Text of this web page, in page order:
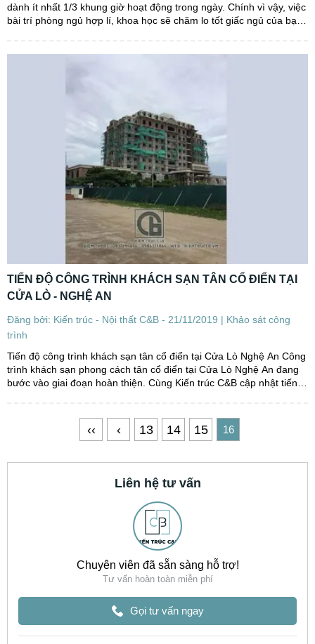
dành ít nhất 1/3 khung giờ hoạt động trong ngày. Chính vì vậy, việc
bài trí phòng ngủ hợp lí, khoa học sẽ chăm lo tốt giấc ngủ của bạn.
TIẾN ĐỘ CÔNG TRÌNH KHÁCH SẠN TÂN CỔ ĐIỂN TẠI
CỬA LÒ - NGHỆ AN
Đăng bởi: Kiến trúc - Nội thất C&B - 21/11/2019 | Khảo sát công
trình
Tiến độ công trình khách sạn tân cổ điển tại Cửa Lò Nghệ An Công
trình khách sạn phong cách tân cổ điển tại Cửa Lò Nghệ An đang
bước vào giai đoạn hoàn thiện. Cùng Kiến trúc C&B cập nhật tiến
‹‹ ‹ 13 14 15 16
Liên hệ tư vấn
Chuyên viên đã sẵn sàng hỗ trợ!
Tư vấn hoàn toàn miễn phí
Gọi tư vấn ngay